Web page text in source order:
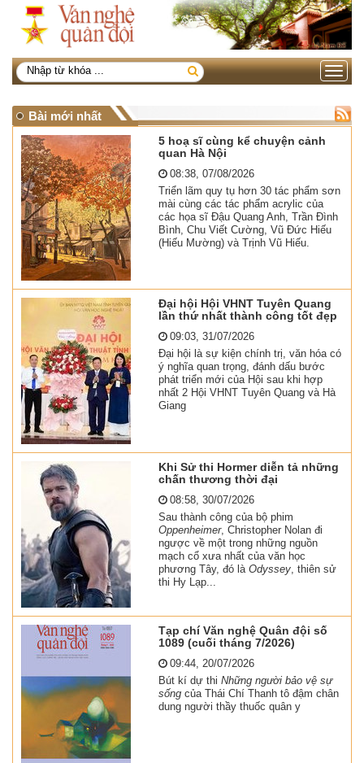
Toggle
Bài mới nhất
5 hoạ sĩ cùng kể chuyện cảnh
quan Hà Nội
08:38, 07/08/2026
Triển lãm quy tụ hơn 30 tác phẩm sơn
mài cùng các tác phẩm acrylic của
các họa sĩ Đậu Quang Anh, Trần Đình
Bình, Chu Viết Cường, Vũ Đức Hiếu
(Hiếu Mường) và Trịnh Vũ Hiếu.
Đại hội Hội VHNT Tuyên Quang
lần thứ nhất thành công tốt đẹp
09:03, 31/07/2026
Đại hội là sự kiện chính trị, văn hóa có
ý nghĩa quan trọng, đánh dấu bước
phát triển mới của Hội sau khi hợp
nhất 2 Hội VHNT Tuyên Quang và Hà
Giang
Khi Sử thi Hormer diễn tả những
chấn thương thời đại
08:58, 30/07/2026
Sau thành công của bộ phim
Oppenheimer, Christopher Nolan đi
ngược về một trong những nguồn
mạch cổ xưa nhất của văn học
phương Tây, đó làOdyssey, thiên sử
thi Hy Lạp...
Tạp chí Văn nghệ Quân đội số
1089 (cuối tháng 7/2026)
09:44, 20/07/2026
Bút kí dự thiNhững người bảo vệ sự
sống của Thái Chí Thanh tô đậm chân
dung người thầy thuốc quân y